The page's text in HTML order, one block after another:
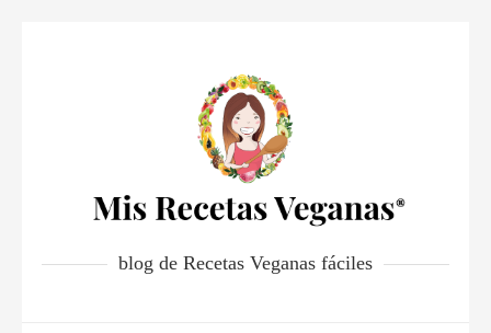
blog de Recetas Veganas fáciles